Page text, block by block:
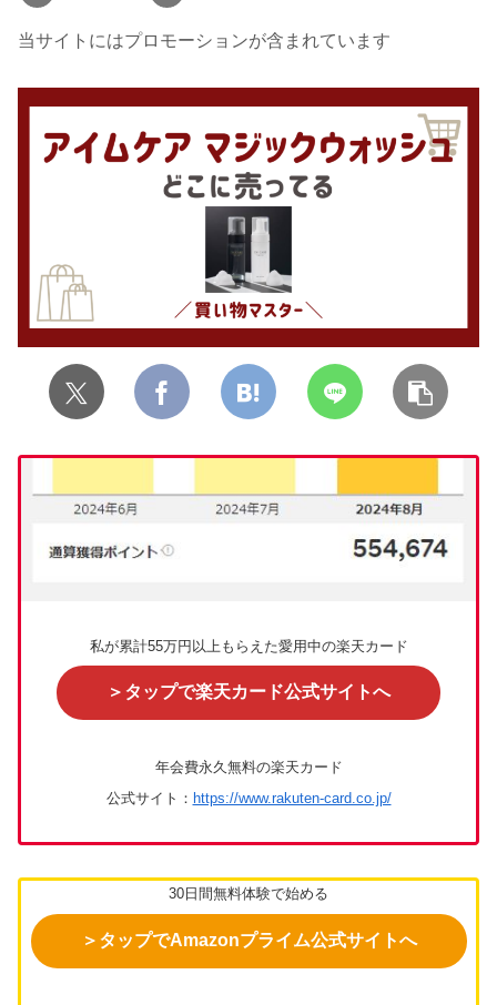
当サイトにはプロモーションが含まれています
私が累計55万円以上もらえた愛用中の楽天カード
＞タップで楽天カード公式サイトへ
年会費永久無料の楽天カード
公式サイト： https://www.rakuten-card.co.jp/
30日間無料体験で始める
＞タップでAmazonプライム公式サイトへ